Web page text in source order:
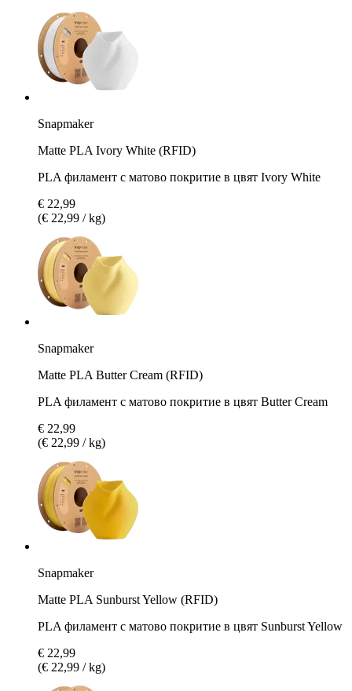
Snapmaker
Matte PLA Ivory White (RFID)
PLA филамент с матово покритие в цвят Ivory White
€ 22,99
(€ 22,99 / kg)
Snapmaker
Matte PLA Butter Cream (RFID)
PLA филамент с матово покритие в цвят Butter Cream
€ 22,99
(€ 22,99 / kg)
Snapmaker
Matte PLA Sunburst Yellow (RFID)
PLA филамент с матово покритие в цвят Sunburst Yellow
€ 22,99
(€ 22,99 / kg)